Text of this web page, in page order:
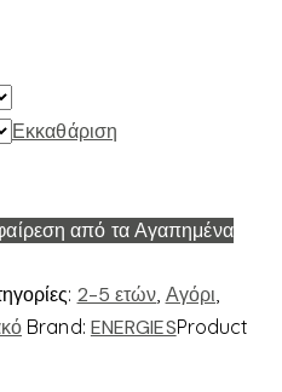
Εκκαθάριση
από τα Αγαπημένα
2-5 ετών, Αγόρι,
Brand: ENERGIESProduct